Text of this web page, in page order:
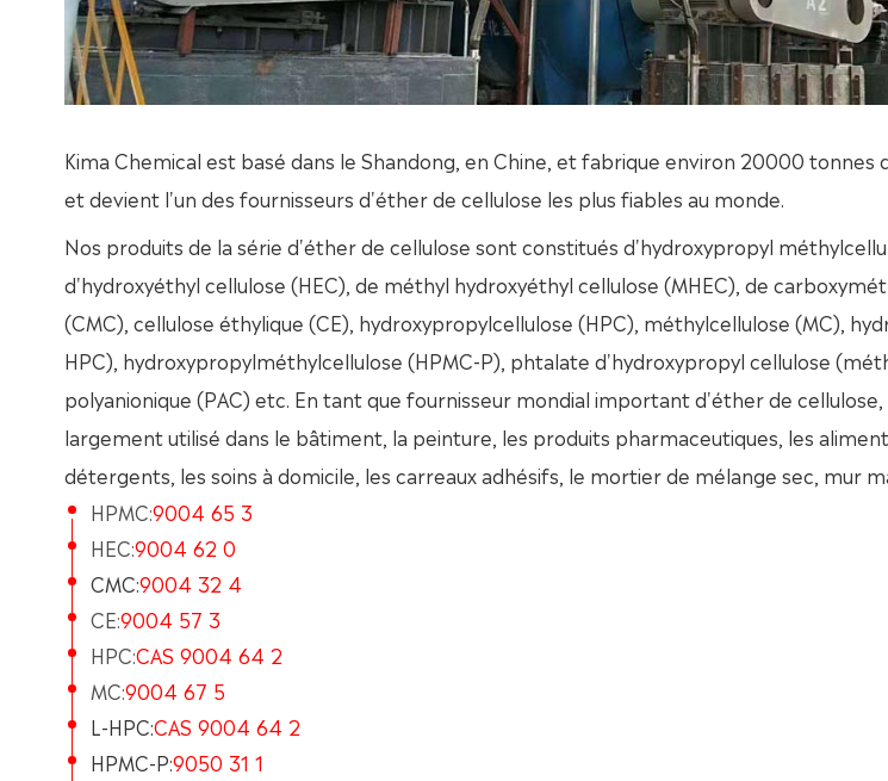
Kima Chemical est basé dans le Shandong, en Chine, et fabrique environ 20000 tonnes
et devient l'un des fournisseurs d'éther de cellulose les plus fiables au monde.
Nos produits de la série d'éther de cellulose sont constitués d'hydroxypropyl
d'hydroxyéthyl cellulose (HEC), de méthyl hydroxyéthyl cellulose (MHEC), de
(CMC), cellulose éthylique (CE), hydroxypropylcellulose (HPC), méthylcellulose (MC),
HPC), hydroxypropylméthylcellulose (HPMC-P), phtalate d'hydroxypropyl cellulose
polyanionique (PAC) etc. En tant que fournisseur mondial important d'éther de
largement utilisé dans le bâtiment, la peinture, les produits pharmaceutiques, les
détergents, les soins à domicile, les carreaux adhésifs, le mortier de mélange sec, mur
HPMC:9004 65 3
HEC:9004 62 0
CMC:9004 32 4
CE:9004 57 3
HPC:CAS 9004 64 2
MC:9004 67 5
L-HPC:CAS 9004 64 2
HPMC-P:9050 31 1